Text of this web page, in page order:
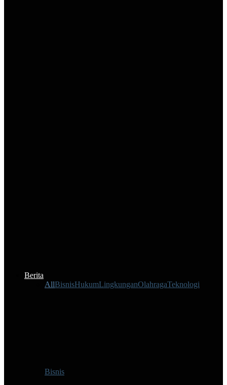
Berita
AllBisnisHukumLingkunganOlahragaTeknologi
Bisnis